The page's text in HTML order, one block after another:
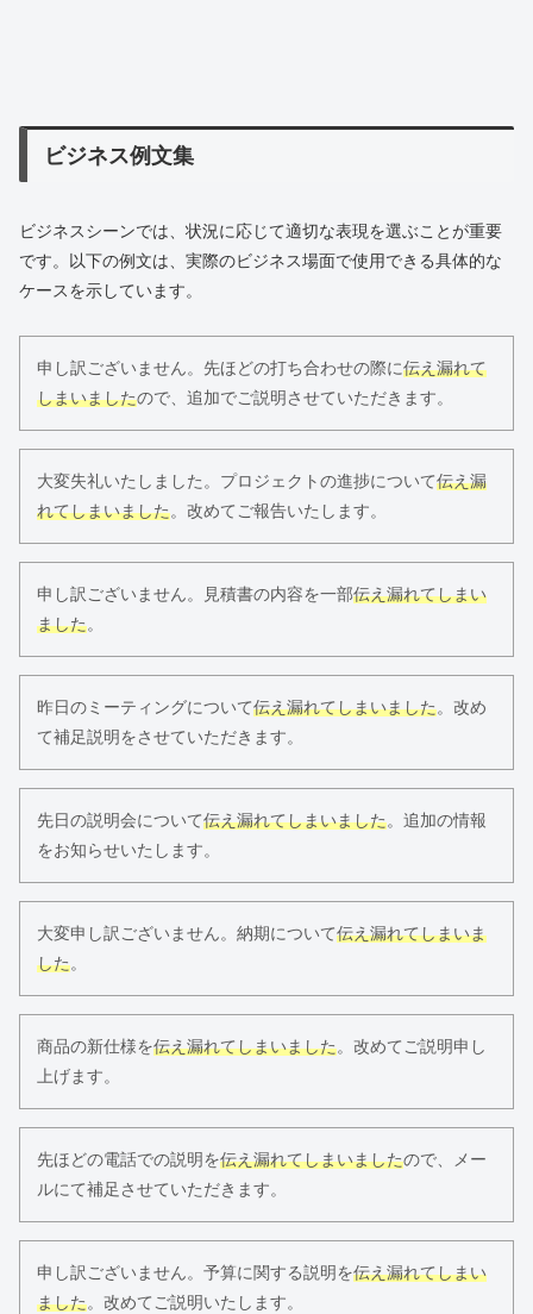
ビジネス例文集
ビジネスシーンでは、状況に応じて適切な表現を選ぶことが重要
です。以下の例文は、実際のビジネス場面で使用できる具体的な
ケースを示しています。
申し訳ございません。先ほどの打ち合わせの際に伝え漏れて
しまいましたので、追加でご説明させていただきます。
大変失礼いたしました。プロジェクトの進捗について伝え漏
れてしまいました。改めてご報告いたします。
申し訳ございません。見積書の内容を一部伝え漏れてしまい
ました。
昨日のミーティングについて伝え漏れてしまいました。改め
て補足説明をさせていただきます。
先日の説明会について伝え漏れてしまいました。追加の情報
をお知らせいたします。
大変申し訳ございません。納期について伝え漏れてしまいま
した。
商品の新仕様を伝え漏れてしまいました。改めてご説明申し
上げます。
先ほどの電話での説明を伝え漏れてしまいましたので、メー
ルにて補足させていただきます。
申し訳ございません。予算に関する説明を伝え漏れてしまい
ました。改めてご説明いたします。